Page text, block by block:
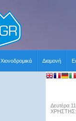
Χιονοδρομικά Διαμονή
Δευτέρα